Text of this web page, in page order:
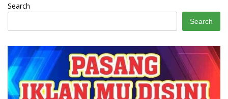
Search
Search